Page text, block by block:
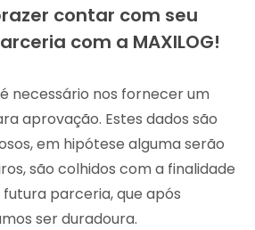
contar com seu
com a MAXILOG!
necessário nos fornecer um
aprovação. Estes dados são
em hipótese alguma serão
são colhidos com a finalidade
parceria, que após
ser duradoura.